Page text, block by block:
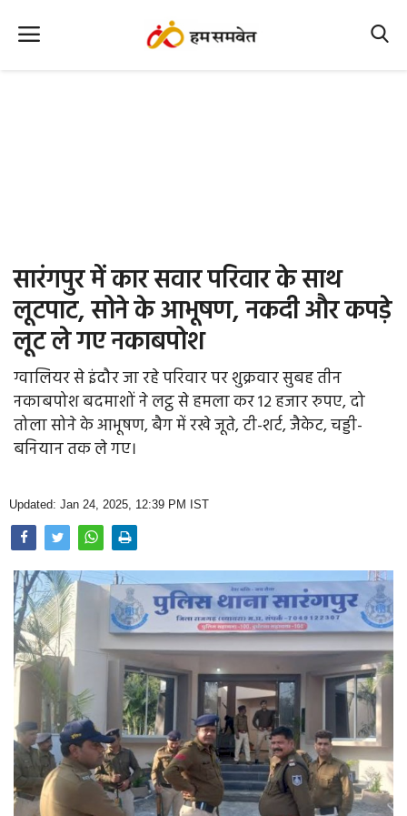
Office Office
Political Gossips
Farm & Food
Opinion
Photo Gallery
Home
सारंगपुर में कार सवार परिवार के साथ
लूटपाट, सोने के आभूषण, नकदी और कपड़े
लूट ले गए नकाबपोश
ग्वालियर से इंदौर जा रहे परिवार पर शुक्रवार सुबह तीन
नकाबपोश बदमाशों ने लट्ठ से हमला कर 12 हजार रुपए, दो
तोला सोने के आभूषण, बैग में रखे जूते, टी-शर्ट, जैकेट, चड्डी-
बनियान तक ले गए।
Updated: Jan 24, 2025, 12:39 PM IST